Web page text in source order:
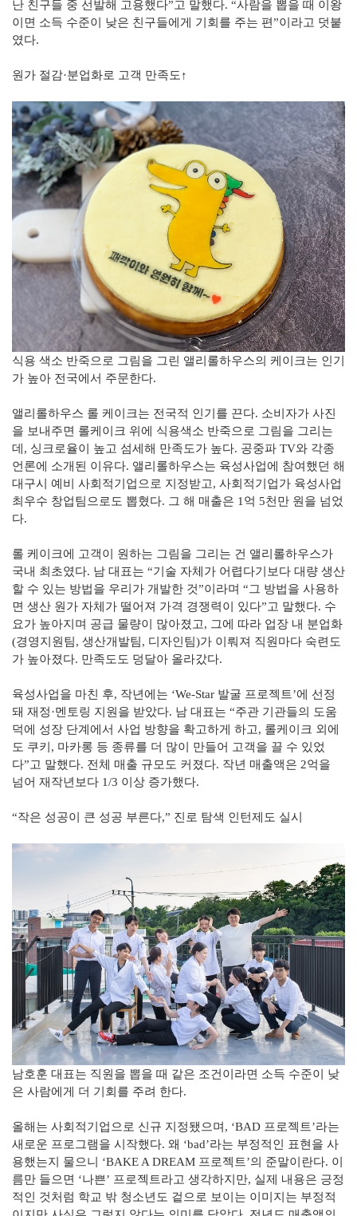
난 친구들 중 선발해 고용했다”고 말했다. “사람을 뽑을 때 이왕
이면 소득 수준이 낮은 친구들에게 기회를 주는 편”이라고 덧붙
였다.
원가 절감·분업화로 고객 만족도↑
식용 색소 반죽으로 그림을 그린 앨리롤하우스의 케이크는 인기
가 높아 전국에서 주문한다.
앨리롤하우스 롤 케이크는 전국적 인기를 끈다. 소비자가 사진
을 보내주면 롤케이크 위에 식용색소 반죽으로 그림을 그리는
데, 싱크로율이 높고 섬세해 만족도가 높다. 공중파 TV와 각종
언론에 소개된 이유다. 앨리롤하우스는 육성사업에 참여했던 해
대구시 예비 사회적기업으로 지정받고, 사회적기업가 육성사업
최우수 창업팀으로도 뽑혔다. 그 해 매출은 1억 5천만 원을 넘었
다.
롤 케이크에 고객이 원하는 그림을 그리는 건 앨리롤하우스가
국내 최초였다. 남 대표는 “기술 자체가 어렵다기보다 대량 생산
할 수 있는 방법을 우리가 개발한 것”이라며 “그 방법을 사용하
면 생산 원가 자체가 떨어져 가격 경쟁력이 있다”고 말했다. 수
요가 높아지며 공급 물량이 많아졌고, 그에 따라 업장 내 분업화
(경영지원팀, 생산개발팀, 디자인팀)가 이뤄져 직원마다 숙련도
가 높아졌다. 만족도도 덩달아 올라갔다.
육성사업을 마친 후, 작년에는 ‘We-Star 발굴 프로젝트’에 선정
돼 재정·멘토링 지원을 받았다. 남 대표는 “주관 기관들의 도움
덕에 성장 단계에서 사업 방향을 확고하게 하고, 롤케이크 외에
도 쿠키, 마카롱 등 종류를 더 많이 만들어 고객을 끌 수 있었
다”고 말했다. 전체 매출 규모도 커졌다. 작년 매출액은 2억을
넘어 재작년보다 1/3 이상 증가했다.
“작은 성공이 큰 성공 부른다,” 진로 탐색 인턴제도 실시
남호훈 대표는 직원을 뽑을 때 같은 조건이라면 소득 수준이 낮
은 사람에게 더 기회를 주려 한다.
올해는 사회적기업으로 신규 지정됐으며, ‘BAD 프로젝트’라는
새로운 프로그램을 시작했다. 왜 ‘bad’라는 부정적인 표현을 사
용했는지 물으니 ‘BAKE A DREAM 프로젝트’의 준말이란다. 이
름만 들으면 ‘나쁜’ 프로젝트라고 생각하지만, 실제 내용은 긍정
적인 것처럼 학교 밖 청소년도 겉으로 보이는 이미지는 부정적